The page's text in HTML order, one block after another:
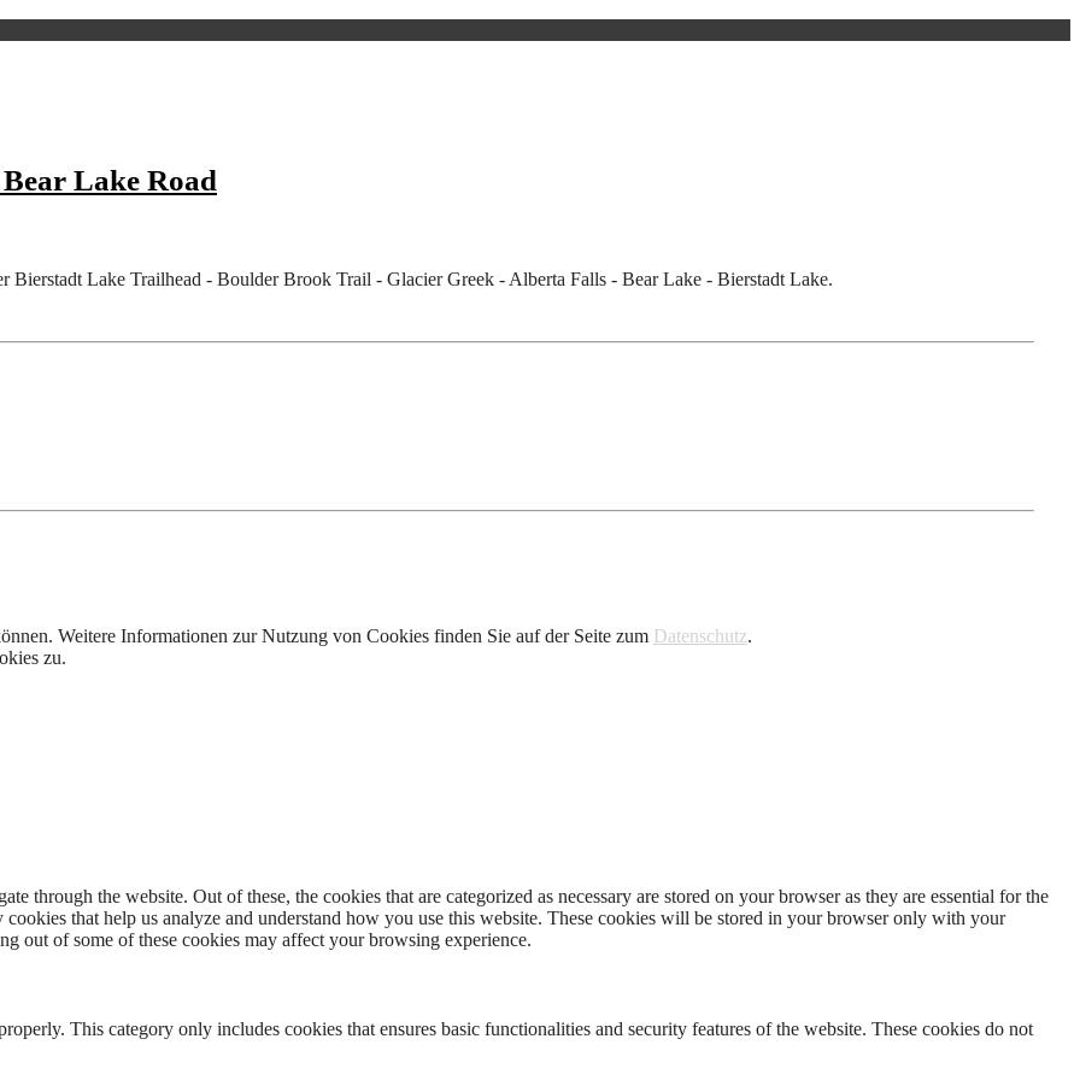
Lake Road
Lake Trailhead - Boulder Brook Trail - Glacier Greek - Alberta Falls - Bear Lake - Bierstadt Lake.
Weitere Informationen zur Nutzung von Cookies finden Sie auf der Seite zum Datenschutz.
zu.
through the website. Out of these, the cookies that are categorized as necessary are stored on your browser as they are essential for the
that help us analyze and understand how you use this website. These cookies will be stored in your browser only with your
out of some of these cookies may affect your browsing experience.
This category only includes cookies that ensures basic functionalities and security features of the website. These cookies do not